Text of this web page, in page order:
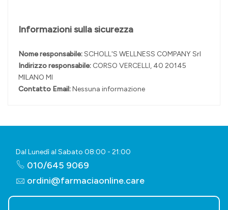
Informazioni sulla sicurezza
Nome responsabile:SCHOLL'S WELLNESS COMPANY Srl
Indirizzo responsabile: CORSO VERCELLI, 40 20145
MILANO MI
Contatto Email:Nessuna informazione
Dal Lunedì al Sabato 08:00 - 21:00
010/645 9069
ordini@farmaciaonline.care